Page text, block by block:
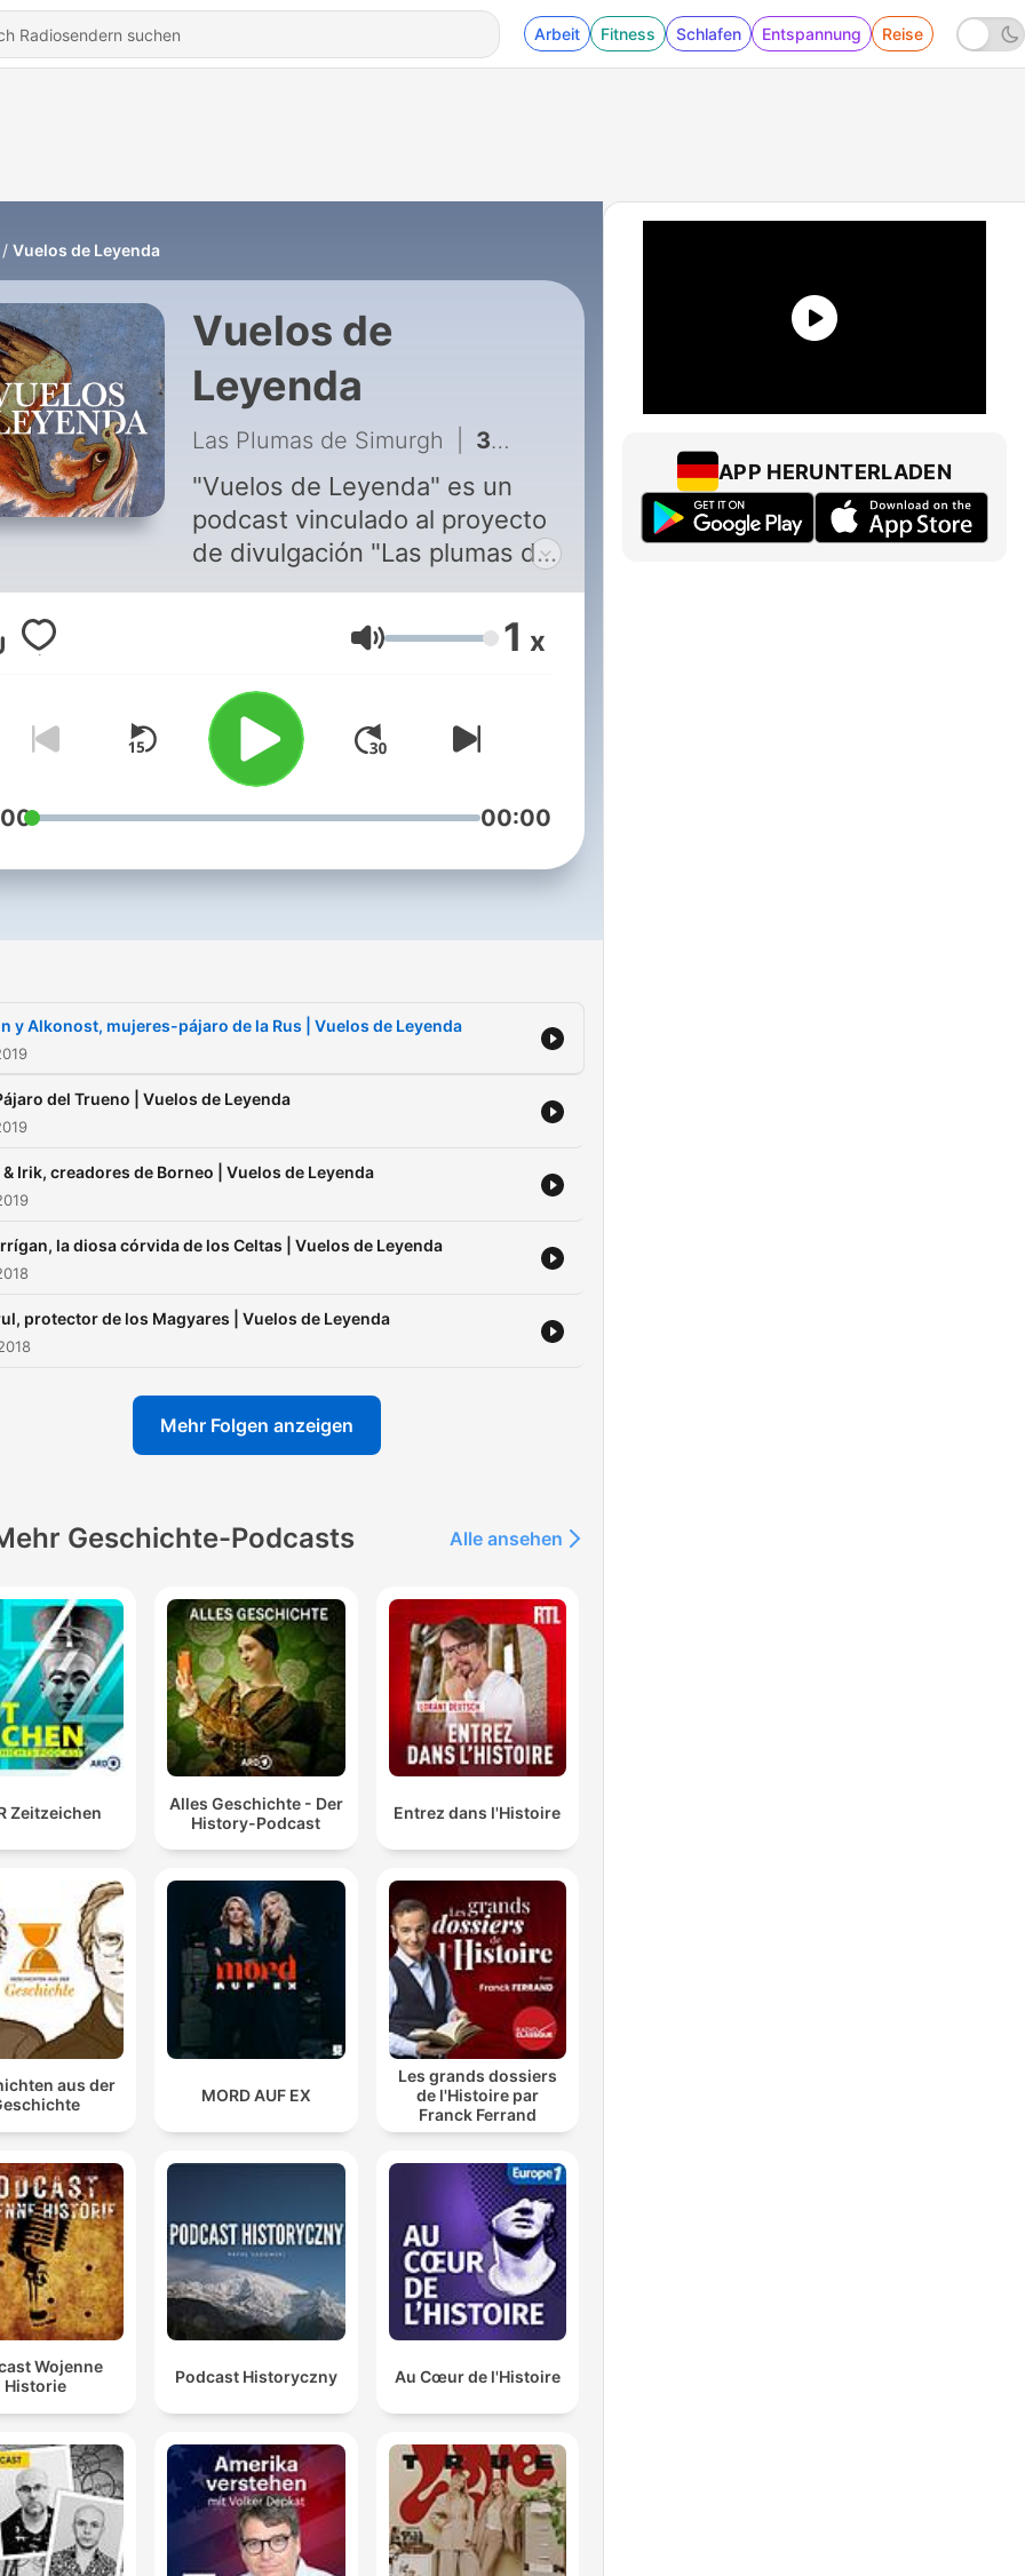
Arbeit Fitness Schlafen Entspannung Reise
Vuelos de Leyenda
Vuelos de
Leyenda
Las Plumas de Simurgh 33 - Sirin y Alkonost, mujeres-pájaro de la Rus | Vuelos de Leyenda
"Vuelos de Leyenda" es un
podcast vinculado al proyecto
de divulgación "Las plumas de
Simurgh", donde se explora el
mundo de la mitología y la
literatura con unos
protagonistas muy especiales:
los pájaros. Capítulo a capítulo,
vuelo a vuelo, iremos
descubriendo un sinfín de
aves reales o imaginadas y su
pensamiento mitológico y
historia.
Lautstärke 1 x
00:00
y Alkonost, mujeres-pájaro de la Rus | Vuelos de Leyenda
del Trueno | Vuelos de Leyenda
& Irik, creadores de Borneo | Vuelos de Leyenda
la diosa córvida de los Celtas | Vuelos de Leyenda
protector de los Magyares | Vuelos de Leyenda
Mehr Folgen anzeigen
Geschichte-Podcasts Alle ansehen
Zeitzeichen
Alles Geschichte - Der
History-Podcast
Entrez dans l'Histoire
aus der
MORD AUF EX
Les grands dossiers
de l'Histoire par
Franck Ferrand
Wojenne
Historie
Podcast Historyczny Au Cœur de l'Histoire
APP HERUNTERLADEN